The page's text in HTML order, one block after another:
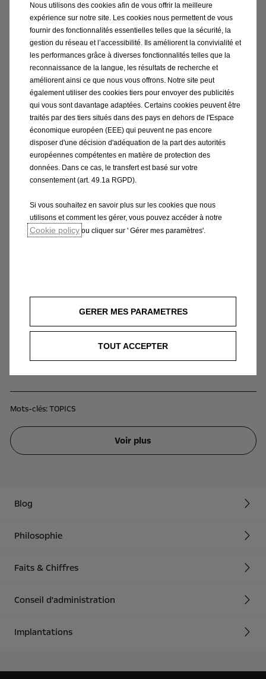
En savoir plus sur le vehicule
Affichage digital
La Nouvelle Opel Corsa est équipée du système
d'infotainment intuitif et projette les données de
navigation et de vitesse
Affiche une vue en plongée à 180 ° de l’arrière de
votre Corsa et de ce qui l’entoure
contrôle du volant
Mots-clés:TOPICS
Voir plus
Blog
Philosophie
Faits & Chiffres
Conseil d'administration
Implantations
Nous utilisons des cookies afin de vous offrir la meilleure
expérience sur notre site. Les cookies nous permettent de vous
fournir des fonctionnalités essentielles telles que la sécurité, la
gestion du réseau et l’accessibilité. Ils améliorent la convivialité et
les performances grâce à diverses fonctionnalités telles que la
reconnaissance de la langue, les résultats de recherche et
améliorent ainsi ce que nous vous offrons. Notre site peut
également utiliser des cookies tiers pour envoyer des publicités
qui vous sont davantage adaptées. Certains cookies peuvent être
traités par des tiers situés dans des pays en dehors de l'Espace
économique européen (EEE) qui peuvent ne pas encore
disposer d'une décision d'adéquation de la part des autorités
européennes compétentes en matière de protection des
données. Dans ce cas, le transfert est basé sur votre
consentement (art. 49.1a RGPD).
Si vous souhaitez en savoir plus sur les cookies que nous
utilisons et comment les gérer, vous pouvez accéder à notre
Cookie policy ou cliquer sur ' Gérer mes paramètres'.
GERER MES PARAMETRES
TOUT ACCEPTER